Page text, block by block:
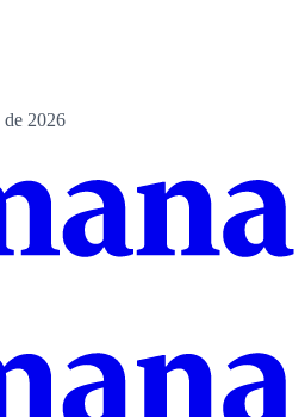
2026